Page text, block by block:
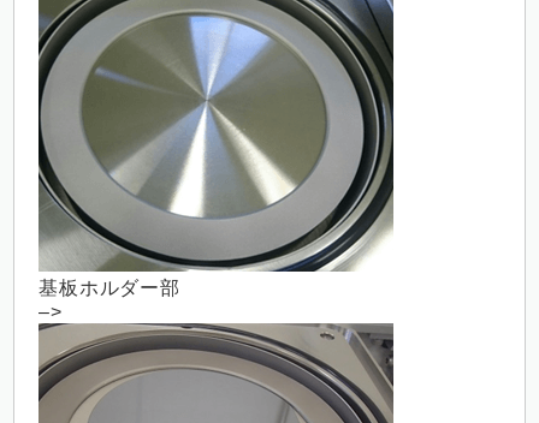
基板ホルダー部
–>